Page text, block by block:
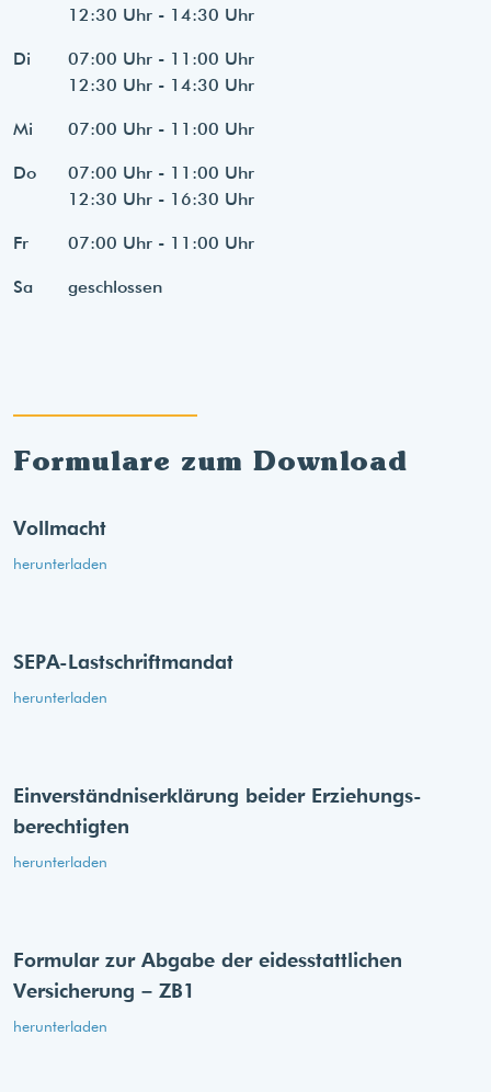
12:30 Uhr - 14:30 Uhr
Di
07:00 Uhr - 11:00 Uhr
12:30 Uhr - 14:30 Uhr
Mi 07:00 Uhr - 11:00 Uhr
Do
07:00 Uhr - 11:00 Uhr
12:30 Uhr - 16:30 Uhr
Fr 07:00 Uhr - 11:00 Uhr
Sa geschlossen
Formulare zum Download
Vollmacht
herunterladen
SEPA-Lastschriftmandat
herunterladen
Einverständnis­erklärung beider Erziehungs­
berechtigten
herunterladen
Formular zur Abgabe der eides­stattlichen
Versicherung – ZB1
herunterladen